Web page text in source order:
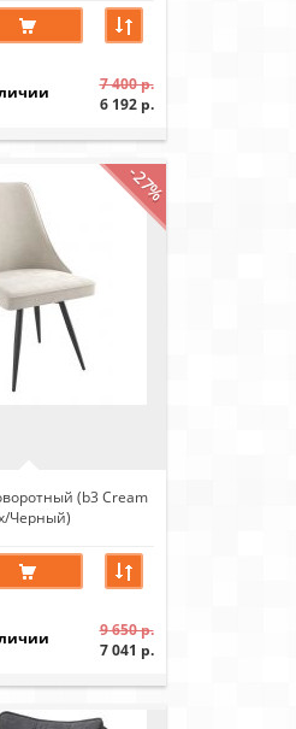
7 400 р.
6 192 р.
-27%
(b3 Cream
Черный)
9 650 р.
7 041 р.